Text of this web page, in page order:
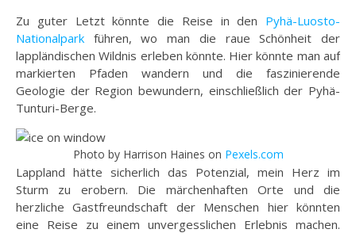
Zu guter Letzt könnte die Reise in den Pyhä-Luosto-
Nationalpark führen, wo man die raue Schönheit der
lappländischen Wildnis erleben könnte. Hier könnte man auf
markierten Pfaden wandern und die faszinierende
Geologie der Region bewundern, einschließlich der Pyhä-
Tunturi-Berge.
Photo by Harrison Haines on Pexels.com
Lappland hätte sicherlich das Potenzial, mein Herz im
Sturm zu erobern. Die märchenhaften Orte und die
herzliche Gastfreundschaft der Menschen hier könnten
eine Reise zu einem unvergesslichen Erlebnis machen.